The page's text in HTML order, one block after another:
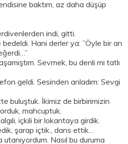
baktım, az daha düşüp
indi, gitti.
bedeldi. Hani derler ya: ”Öyle bir an
Sevmek, bu denli mi tatlı
geldi. Sesinden anladım: Sevgi
buluştuk. İkimiz de birbirimizin
mahcuptuk.
içkili bir lokantaya girdik.
şarap içtik., dans ettik…
Nasıl bu duruma